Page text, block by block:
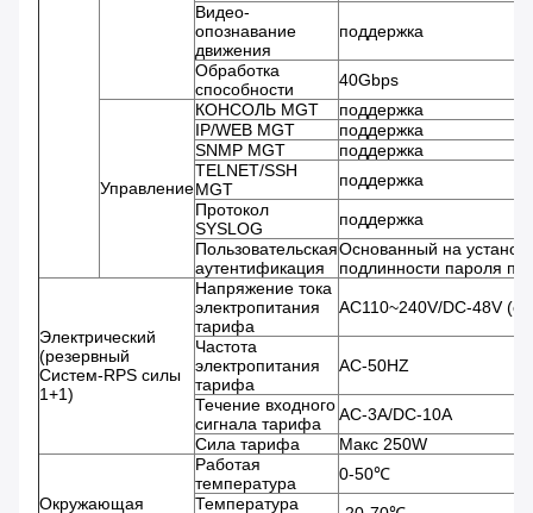
Видео-
опознавание
движения
поддержка
Обработка
способности
40Gbps
Управление
КОНСОЛЬ MGT
поддержка
IP/WEB MGT
поддержка
SNMP MGT
поддержка
TELNET/SSH
MGT
поддержка
Протокол
SYSLOG
поддержка
Пользовательская
аутентификация
Основанный на
подлинности пароля
Электрический
(резервный
Систем-RPS силы
1+1)
Напряжение тока
электропитания
тарифа
AC110~240V/DC-48V
Частота
электропитания
тарифа
AC-50HZ
Течение входного
сигнала тарифа
AC-3A/DC-10A
Сила тарифа
Макс 250W
Окружающая
Работая
температура
0-50℃
Температура